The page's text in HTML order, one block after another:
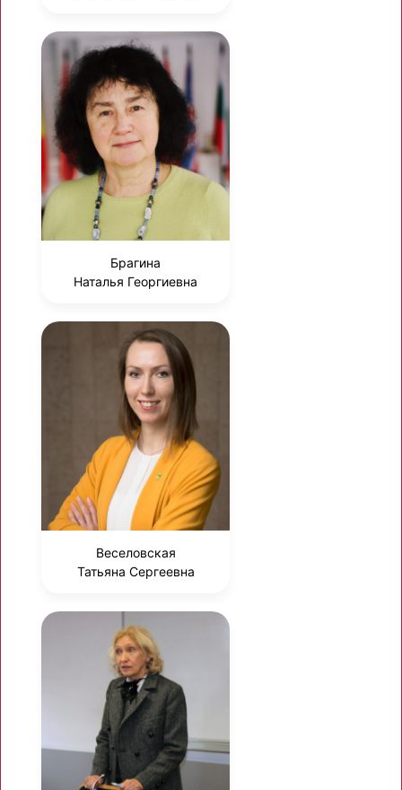
Брагина
Наталья Георгиевна
Веселовская
Татьяна Сергеевна